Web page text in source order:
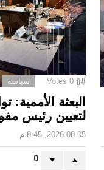
0
Votes سياسة
البعثة
لتعيين رئيس
2026-08-05, 8:45 م
0